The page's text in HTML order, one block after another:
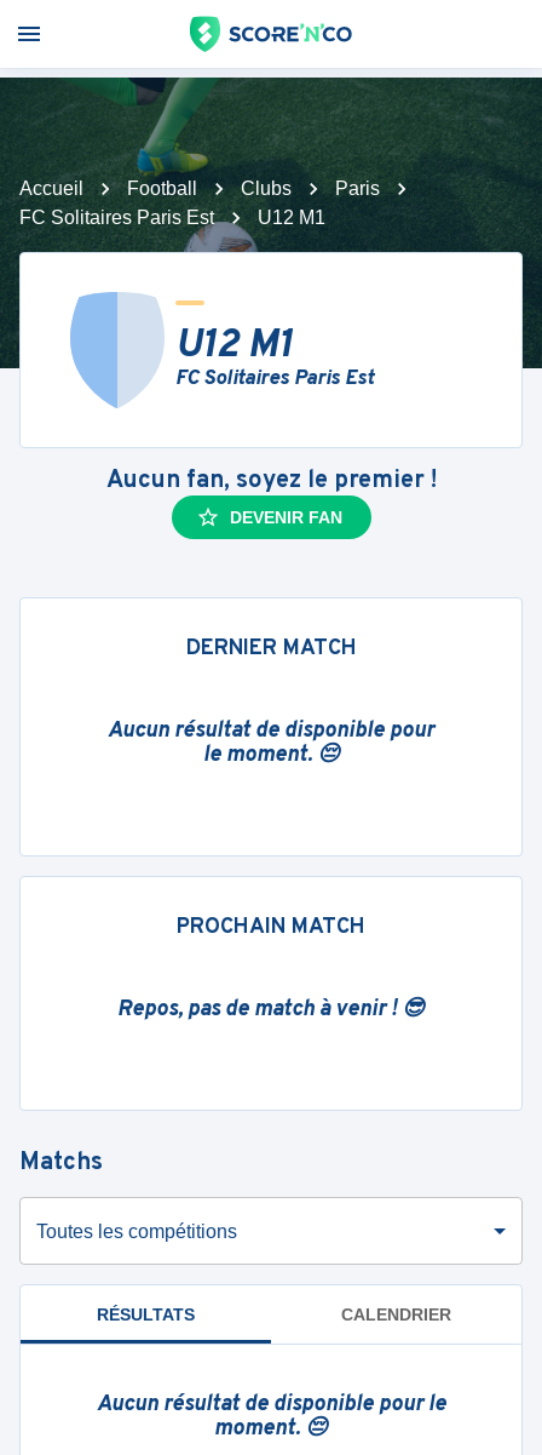
Accueil Football Clubs
Paris
FC Solitaires Paris Est
U12 M1
U12 M1
FC Solitaires Paris Est
Aucun fan, soyez le premier !
DEVENIR FAN
DERNIER MATCH
Aucun résultat de disponible pour
le moment. 😔
PROCHAIN MATCH
Repos, pas de match à venir ! 😎
Matchs
Toutes les compétitions
RÉSULTATS CALENDRIER
Aucun résultat de disponible pour le
moment. 😔